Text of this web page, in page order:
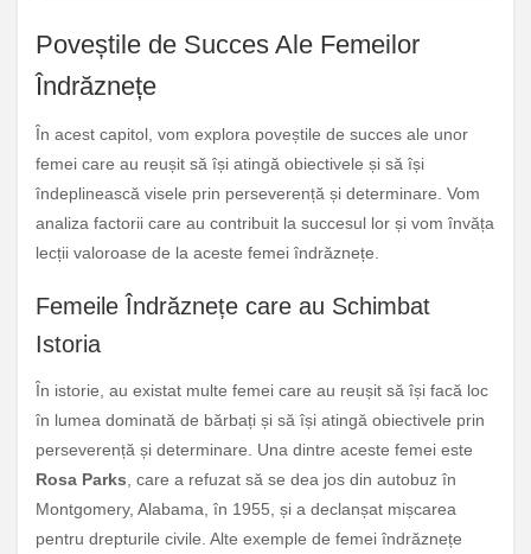
Poveștile de Succes Ale Femeilor
Îndrăznețe
În acest capitol, vom explora poveștile de succes ale unor
femei care au reușit să își atingă obiectivele și să își
îndeplinească visele prin perseverență și determinare. Vom
analiza factorii care au contribuit la succesul lor și vom învăța
lecții valoroase de la aceste femei îndrăznețe.
Femeile Îndrăznețe care au Schimbat
Istoria
În istorie, au existat multe femei care au reușit să își facă loc
în lumea dominată de bărbați și să își atingă obiectivele prin
perseverență și determinare. Una dintre aceste femei este
Rosa Parks , care a refuzat să se dea jos din autobuz în
Montgomery, Alabama, în 1955, și a declanșat mișcarea
pentru drepturile civile. Alte exemple de femei îndrăznețe